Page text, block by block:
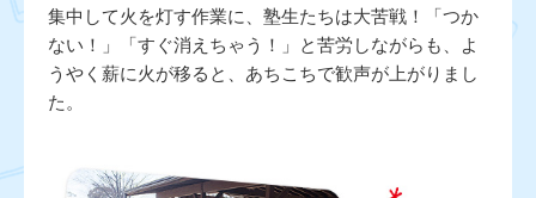
集中して火を灯す作業に、塾生たちは大苦戦！「つか
ない！」「すぐ消えちゃう！」と苦労しながらも、よ
うやく薪に火が移ると、あちこちで歓声が上がりまし
た。